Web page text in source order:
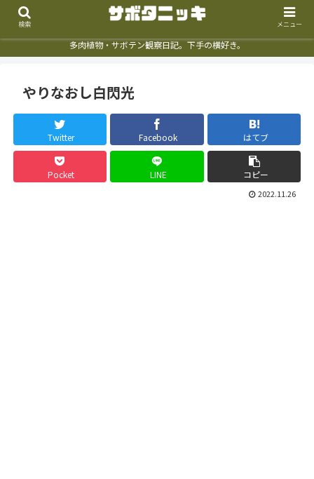
多肉植物・サボテン観察日記。下手の横好き。
やりなおし白閃光
Twitter Facebook はてブ
Pocket LINE コピー
2022.11.26
検索 メニュー